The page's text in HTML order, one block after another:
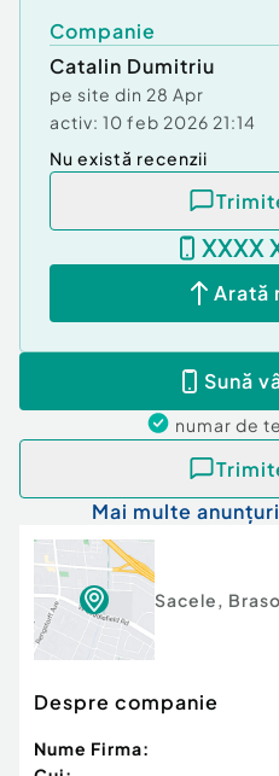
Confort:1
Tip imobil:Bloc de
Număr Băi:1
Companie
Catalin Dumitriu
pe site din 28 Apr
activ: 10 feb 2026 21:14
Nu există recenzii
XXXX
Arată
Sună
numar de
Mai multe
Sacele,
Despre companie
Nume Firma: